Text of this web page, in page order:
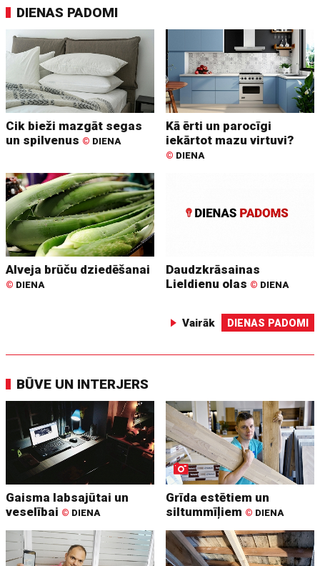
DIENAS PADOMI
Cik bieži mazgāt segas
un spilvenus © DIENA
Kā ērti un parocīgi
iekārtot mazu virtuvi?
© DIENA
Alveja brūču dziedēšanai
© DIENA
Daudzkrāsainas
Lieldienu olas © DIENA
Vairāk DIENAS PADOMI
BŪVE UN INTERJERS
Gaisma labsajūtai un
veselībai © DIENA
Grīda estētiem un
siltummīļiem © DIENA